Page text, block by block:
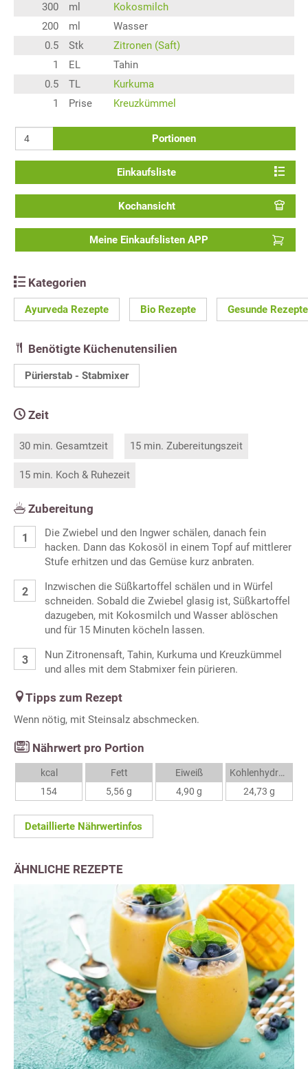
300
ml
Kokosmilch
200
ml
Wasser
0.5
Stk
Zitronen (Saft)
1
EL
Tahin
0.5
TL
Kurkuma
1
Prise Kreuzkümmel
Portionen
Einkaufsliste
Kochansicht
Meine Einkaufslisten APP
Kategorien
Ayurveda Rezepte Bio Rezepte Gesunde Rezepte
Benötigte Küchenutensilien
Pürierstab - Stabmixer
Zeit
30 min. Gesamtzeit 15 min. Zubereitungszeit
15 min. Koch & Ruhezeit
Zubereitung
Die Zwiebel und den Ingwer schälen, danach fein
hacken. Dann das Kokosöl in einem Topf auf mittlerer
Stufe erhitzen und das Gemüse kurz anbraten.
Inzwischen die Süßkartoffel schälen und in Würfel
schneiden. Sobald die Zwiebel glasig ist, Süßkartoffel
dazugeben, mit Kokosmilch und Wasser ablöschen
und für 15 Minuten köcheln lassen.
Nun Zitronensaft, Tahin, Kurkuma und Kreuzkümmel
und alles mit dem Stabmixer fein pürieren.
Tipps zum Rezept
Wenn nötig, mit Steinsalz abschmecken.
Nährwert pro Portion
kcal
154
Fett
5,56 g
Eiweiß
4,90 g
Kohlenhydrate
24,73 g
Detaillierte Nährwertinfos
ÄHNLICHE REZEPTE